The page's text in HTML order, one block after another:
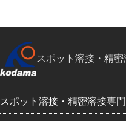
スポット溶接・精
スポット溶接・精密溶接専